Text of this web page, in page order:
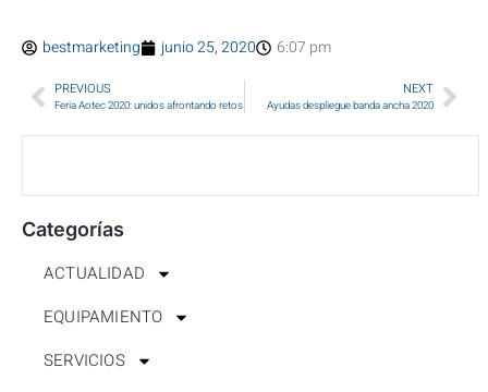
bestmarketing junio 25, 2020 6:07 pm
PREVIOUS
Feria Aotec 2020: unidos afrontando retos
NEXT
Ayudas despliegue banda ancha 2020
Categorías
ACTUALIDAD
EQUIPAMIENTO
SERVICIOS